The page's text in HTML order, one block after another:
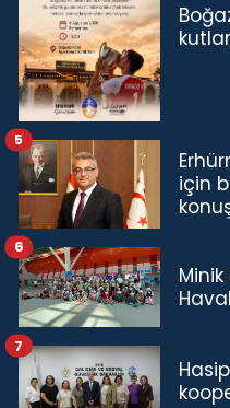
için
5
6
7